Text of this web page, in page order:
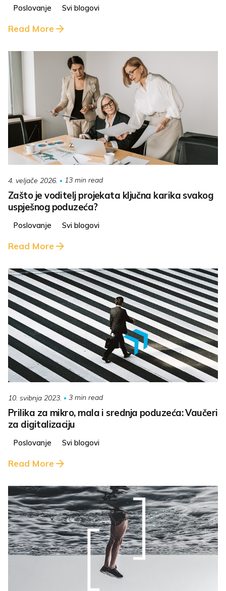
Poslovanje Svi blogovi
Read More
4. veljače 2026. 13 min read
Zašto je voditelj projekata ključna karika svakog
uspješnog poduzeća?
Poslovanje Svi blogovi
Read More
10. svibnja 2023. 3 min read
Prilika za mikro, mala i srednja poduzeća: Vaučeri
za digitalizaciju
Poslovanje Svi blogovi
Read More